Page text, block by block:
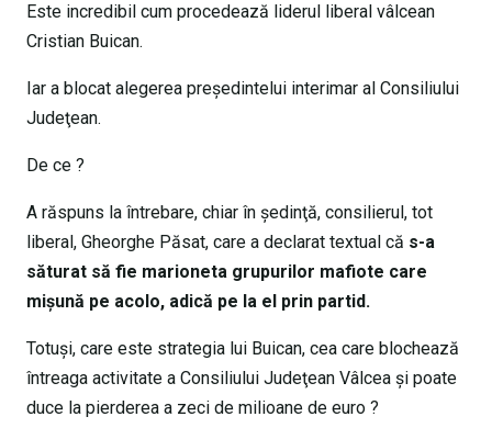
Este incredibil cum procedează liderul liberal vâlcean
Cristian Buican.
Iar a blocat alegerea preşedintelui interimar al Consiliului
Judeţean.
De ce ?
A răspuns la întrebare, chiar în şedinţă, consilierul, tot
liberal, Gheorghe Păsat, care a declarat textual că s-a
săturat să fie marioneta grupurilor mafiote care
mişună pe acolo, adică pe la el prin partid.
Totuşi, care este strategia lui Buican, cea care blochează
întreaga activitate a Consiliului Judeţean Vâlcea şi poate
duce la pierderea a zeci de milioane de euro ?